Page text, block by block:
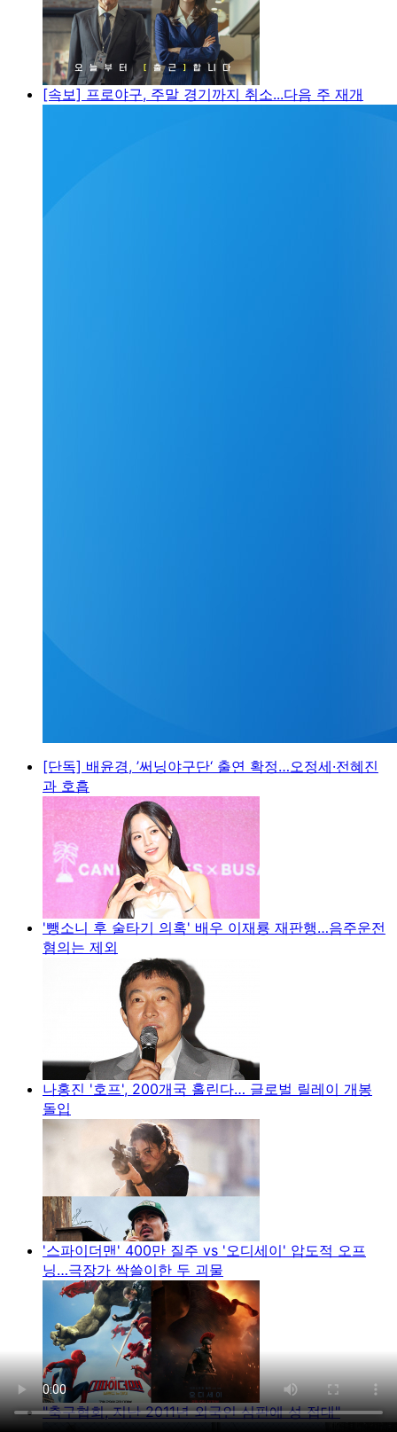
[속보] 프로야구, 주말 경기까지 취소...다음 주 재개
[단독] 배윤경, ’써닝야구단‘ 출연 확정…오정세·전혜진
과 호흡
'뺑소니 후 술타기 의혹' 배우 이재룡 재판행…음주운전
혐의는 제외
나홍진 '호프', 200개국 홀린다… 글로벌 릴레이 개봉
돌입
'스파이더맨' 400만 질주 vs '오디세이' 압도적 오프
닝…극장가 싹쓸이한 두 괴물
"축구협회, 지난 2011년 외국인 심판에 성 접대"